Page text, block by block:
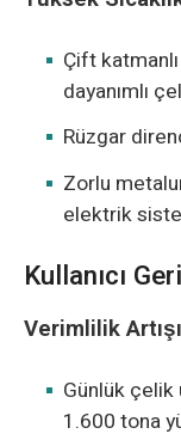
Çift katmanlı
dayanımlı
Rüzgar
Zorlu
elektrik
Kullanıcı
Verimlilik Artışı
Günlük
1.600 tona